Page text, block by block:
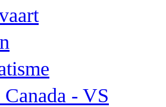
Canada - VS